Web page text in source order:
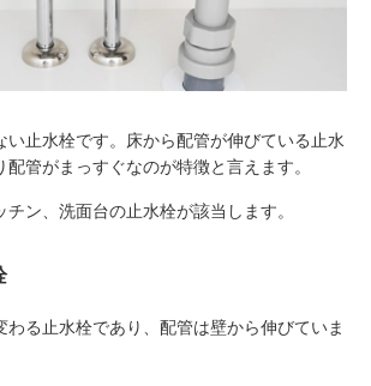
い止水栓です。床から配管が伸びている止水
管がまっすぐなのが特徴と言えます。
ン、洗面台の止水栓が該当します。
わる止水栓であり、配管は壁から伸びていま